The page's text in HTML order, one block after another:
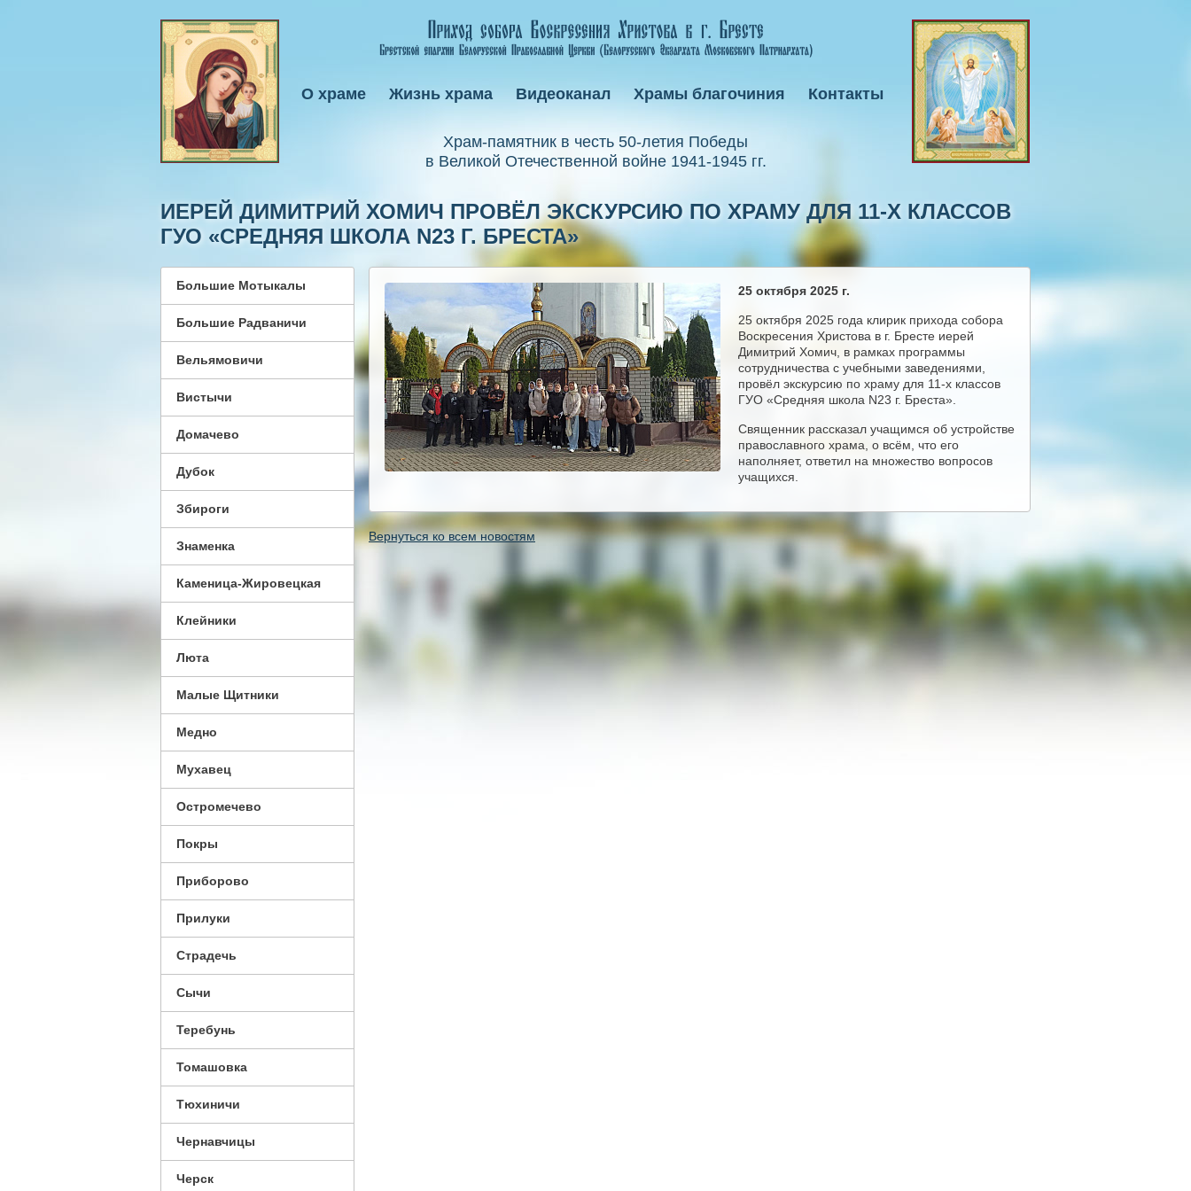
Xрам-памятник в честь 50-летия Победы
в Великой Отечественной войне 1941-1945 гг.
О храме Жизнь храма Видеоканал Храмы благочиния Контакты
ИЕРЕЙ ДИМИТРИЙ ХОМИЧ ПРОВЁЛ ЭКСКУРСИЮ ПО ХРАМУ ДЛЯ 11-Х КЛАССОВ
ГУО «СРЕДНЯЯ ШКОЛА N23 Г. БРЕСТА»
Большие Мотыкалы
Большие Радваничи
Вельямовичи
Вистычи
Домачево
Дубок
Збироги
Знаменка
Каменица-Жировецкая
Клейники
Люта
Малые Щитники
Медно
Мухавец
Остромечево
Покры
Приборово
Прилуки
Страдечь
Сычи
Теребунь
Томашовка
Тюхиничи
Чернавчицы
Черск
25 октября 2025 г.
25 октября 2025 года клирик прихода собора
Воскресения Христова в г. Бресте иерей
Димитрий Хомич, в рамках программы
сотрудничества с учебными заведениями,
провёл экскурсию по храму для 11-х классов
ГУО «Средняя школа N23 г. Бреста».
Священник рассказал учащимся об устройстве
православного храма, о всём, что его
наполняет, ответил на множество вопросов
учащихся.
Вернуться ко всем новостям